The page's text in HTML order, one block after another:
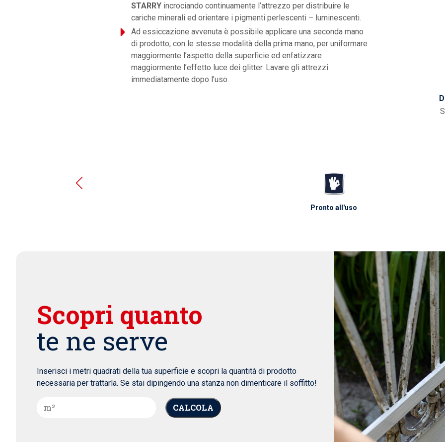
STARRY incrociando continuamente l’attrezzo per distribuire le
cariche minerali ed orientare i pigmenti perlescenti – luminescenti.
Ad essiccazione avvenuta è possibile applicare una seconda mano
di prodotto, con le stesse modalità della prima mano, per uniformare
maggiormente l’aspetto della superficie ed enfatizzare
maggiormente l’effetto luce dei glitter. Lavare gli attrezzi
immediatamente dopo l’uso.
Pronto all'uso
Scopri quanto
te ne serve
Inserisci i metri quadrati della tua superficie e scopri la quantità di prodotto
necessaria per trattarla. Se stai dipingendo una stanza non dimenticare il soffitto!
CALCOLA